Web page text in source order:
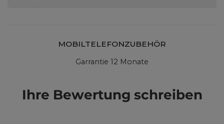
MOBILTELEFONZUBEHÖR
Garrantie 12 Monate
Ihre Bewertung schreiben